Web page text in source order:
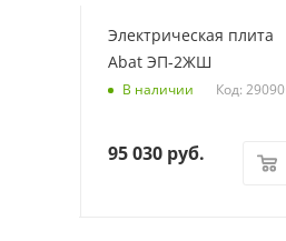
Электрическая плита
Abat ЭП-2ЖШ
В наличии Код: 29090
95 030руб.